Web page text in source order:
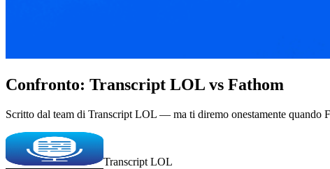
Confronto: Transcript LOL vs Fathom
Scritto dal team di Transcript LOL — ma ti diremo onestamente quando
Transcript LOL